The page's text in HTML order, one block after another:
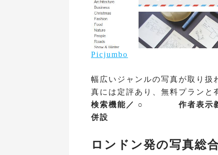
Picjumbo
幅広いジャンルの写真が取り
真には定評あり、無料プランと
検索機能／ ○ 作者表示
併設
ロンドン発の写真総